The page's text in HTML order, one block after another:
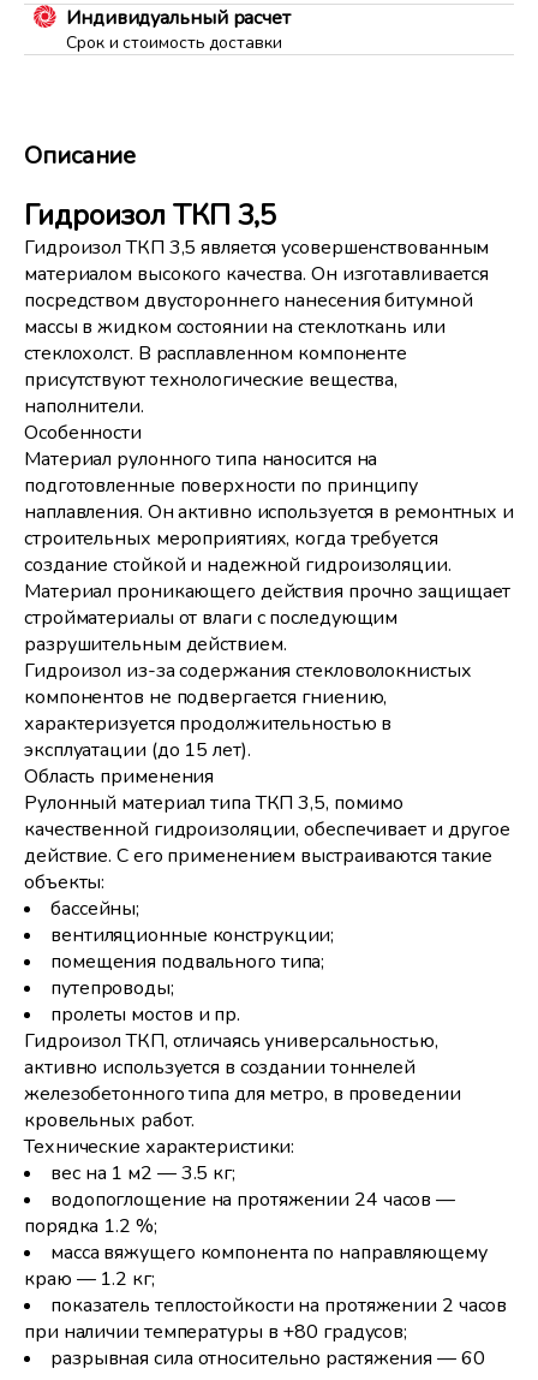
Индивидуальный расчет
Срок и стоимость доставки
Описание
Гидроизол ТКП 3,5
Гидроизол ТКП 3,5 является усовершенствованным
материалом высокого качества. Он изготавливается
посредством двустороннего нанесения битумной
массы в жидком состоянии на стеклоткань или
стеклохолст. В расплавленном компоненте
присутствуют технологические вещества,
наполнители.
Особенности
Материал рулонного типа наносится на
подготовленные поверхности по принципу
наплавления. Он активно используется в ремонтных и
строительных мероприятиях, когда требуется
создание стойкой и надежной гидроизоляции.
Материал проникающего действия прочно защищает
стройматериалы от влаги с последующим
разрушительным действием.
Гидроизол из-за содержания стекловолокнистых
компонентов не подвергается гниению,
характеризуется продолжительностью в
эксплуатации (до 15 лет).
Область применения
Рулонный материал типа ТКП 3,5, помимо
качественной гидроизоляции, обеспечивает и другое
действие. С его применением выстраиваются такие
объекты:
бассейны;
вентиляционные конструкции;
помещения подвального типа;
путепроводы;
пролеты мостов и пр.
Гидроизол ТКП, отличаясь универсальностью,
активно используется в создании тоннелей
железобетонного типа для метро, в проведении
кровельных работ.
Технические характеристики:
вес на 1 м2 — 3.5 кг;
водопоглощение на протяжении 24 часов —
порядка 1.2 %;
масса вяжущего компонента по направляющему
краю — 1.2 кг;
показатель теплостойкости на протяжении 2 часов
при наличии температуры в +80 градусов;
разрывная сила относительно растяжения — 60